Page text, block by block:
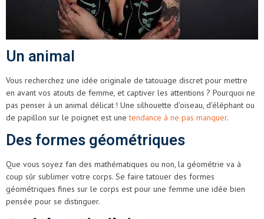
Un animal
Vous recherchez une idée originale de tatouage discret pour mettre
en avant vos atouts de femme, et captiver les attentions ? Pourquoi ne
pas penser à un animal délicat ! Une silhouette d’oiseau, d’éléphant ou
de papillon sur le poignet est unetendance à ne pas manquer.
Des formes géométriques
Que vous soyez fan des mathématiques ou non, la géométrie va à
coup sûr sublimer votre corps. Se faire tatouer des formes
géométriques fines sur le corps est pour une femme une idée bien
pensée pour se distinguer.